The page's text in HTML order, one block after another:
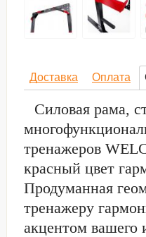
Доставка Оплата
Силовая рама,
тренажеров
красный цвет
Продуманная
тренажеру
акцентом вашего